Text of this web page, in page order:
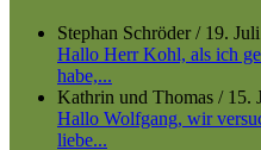
Stephan Schröder/ 19.
Hallo Herr Kohl, als ich
habe,...
Kathrin und Thomas / 15.
Hallo Wolfgang, wir
liebe...